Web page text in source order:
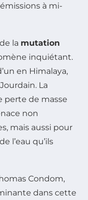
à mi-
la mutation
inquiétant.
en Himalaya,
La
perte de masse
non
mais aussi pour
l’eau qu’ils
Condom,
dans cette